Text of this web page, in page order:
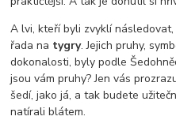
A lvi, kteří byli zvyklí
řada na tygry. Jejich pruhy,
dokonalosti, byly podle
jsou vám pruhy? Jen vás
šedí, jako já, a tak budete
natírali blátem.